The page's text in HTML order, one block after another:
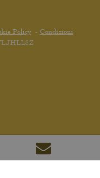
Policy- Condizioni